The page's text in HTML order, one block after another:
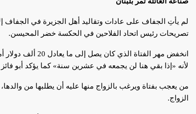
تصريحات رئيس اتحاد الفلاحين في الحكسة خضر المحيسن.
لأنه «إذا بقي هنا لن يجمعه في عشرين سنة» كما يؤكد أبو
من يعجب بفتاة ويرغب بالزواج منها عليه أن يطلبها من
الزواج.